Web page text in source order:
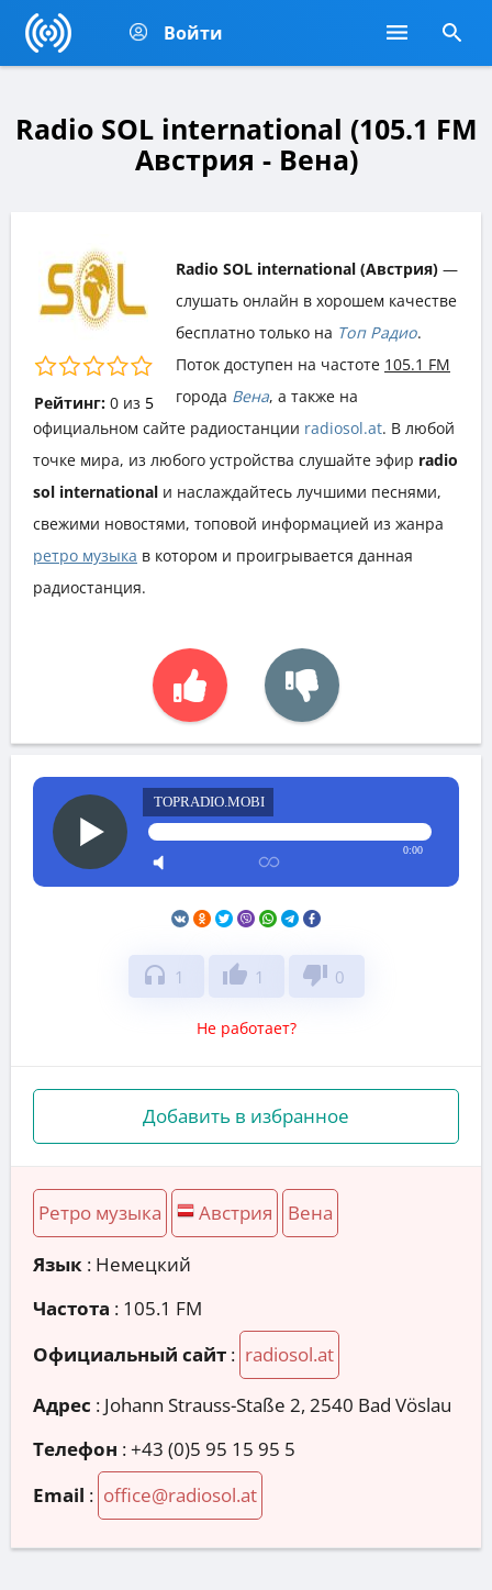
Войти
Radio SOL international (105.1 FM
Австрия - Вена)
Рейтинг: 0из 5
Radio SOL international (Австрия) —
слушать онлайн в хорошем качестве
бесплатно только на Топ Радио.
Поток доступен на частоте 105.1 FM
города Вена, а также на
официальном сайте радиостанции radiosol.at. В любой
точке мира, из любого устройства слушайте эфир radio
sol international и наслаждайтесь лучшими песнями,
свежими новостями, топовой информацией из жанра
ретро музыка в котором и проигрывается данная
радиостанция.
TOPRADIO.MOBI
0:00
headphones 1 thumb_up 1 thumb_down 0
Не работает?
Добавить в избранное
Ретро музыка Австрия Вена
Язык : Немецкий
Частота : 105.1 FM
Официальный сайт : radiosol.at
Адрес : Johann Strauss-Staße 2, 2540 Bad Vöslau
Телефон :+43 (0)5 95 15 95 5
Email : office@radiosol.at